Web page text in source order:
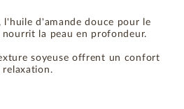
l'huile d'amande douce pour le
la peau en profondeur.
soyeuse offrent un confort